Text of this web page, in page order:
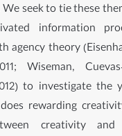
seek to tie these
information
agency theory
Wiseman,
to investigate the
rewarding
creativity and